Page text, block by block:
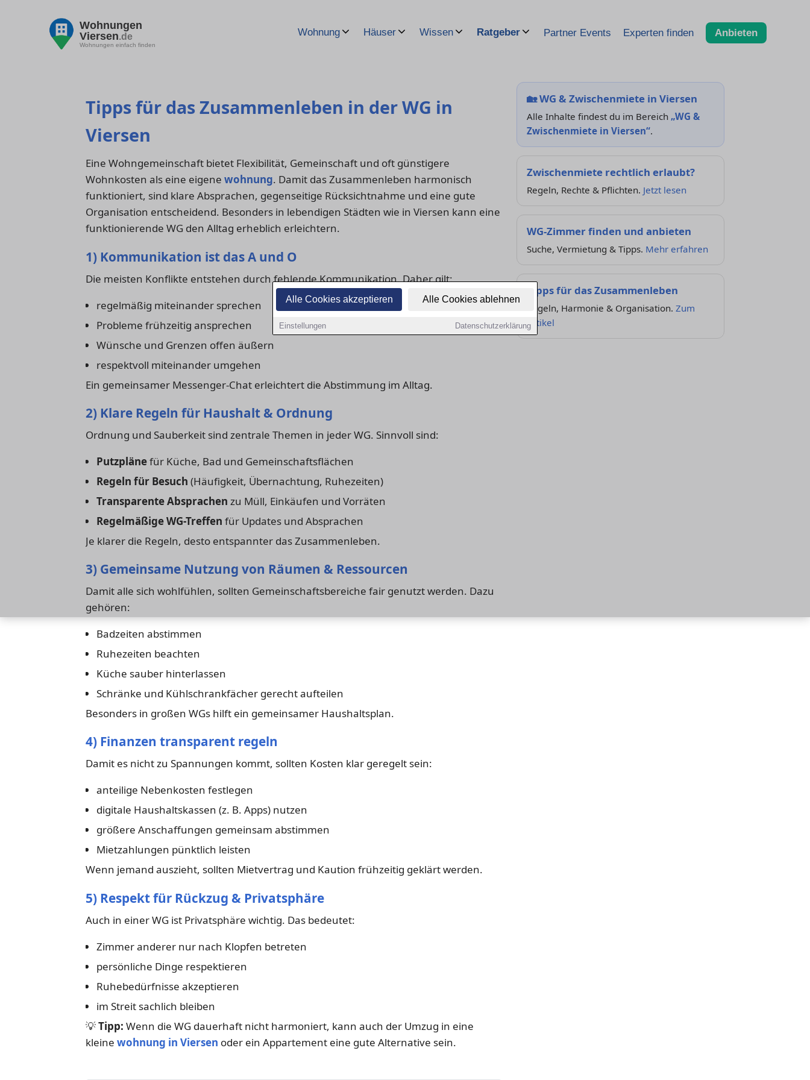
Alle Cookies akzeptieren Alle Cookies ablehnen
Einstellungen Datenschutzerklärung
Wohnungen
Viersen.de
Wohnungen einfach finden
Wohnung Häuser Wissen Ratgeber Partner Events Experten finden Anbieten
Tipps für das Zusammenleben in der WG in
Viersen
Eine Wohngemeinschaft bietet Flexibilität, Gemeinschaft und oft günstigere
Wohnkosten als eine eigene wohnung. Damit das Zusammenleben harmonisch
funktioniert, sind klare Absprachen, gegenseitige Rücksichtnahme und eine gute
Organisation entscheidend. Besonders in lebendigen Städten wie in Viersen kann eine
funktionierende WG den Alltag erheblich erleichtern.
1) Kommunikation ist das A und O
Die meisten Konflikte entstehen durch fehlende Kommunikation. Daher gilt:
regelmäßig miteinander sprechen
Probleme frühzeitig ansprechen
Wünsche und Grenzen offen äußern
respektvoll miteinander umgehen
Ein gemeinsamer Messenger-Chat erleichtert die Abstimmung im Alltag.
2) Klare Regeln für Haushalt & Ordnung
Ordnung und Sauberkeit sind zentrale Themen in jeder WG. Sinnvoll sind:
Putzplänefür Küche, Bad und Gemeinschaftsflächen
Regeln für Besuch (Häufigkeit, Übernachtung, Ruhezeiten)
Transparente Absprachen zu Müll, Einkäufen und Vorräten
Regelmäßige WG-Treffen für Updates und Absprachen
Je klarer die Regeln, desto entspannter das Zusammenleben.
3) Gemeinsame Nutzung von Räumen & Ressourcen
Damit alle sich wohlfühlen, sollten Gemeinschaftsbereiche fair genutzt werden. Dazu
gehören:
Badzeiten abstimmen
Ruhezeiten beachten
Küche sauber hinterlassen
Schränke und Kühlschrankfächer gerecht aufteilen
Besonders in großen WGs hilft ein gemeinsamer Haushaltsplan.
4) Finanzen transparent regeln
Damit es nicht zu Spannungen kommt, sollten Kosten klar geregelt sein:
anteilige Nebenkosten festlegen
digitale Haushaltskassen (z. B. Apps) nutzen
größere Anschaffungen gemeinsam abstimmen
Mietzahlungen pünktlich leisten
Wenn jemand auszieht, sollten Mietvertrag und Kaution frühzeitig geklärt werden.
5) Respekt für Rückzug & Privatsphäre
Auch in einer WG ist Privatsphäre wichtig. Das bedeutet:
Zimmer anderer nur nach Klopfen betreten
persönliche Dinge respektieren
Ruhebedürfnisse akzeptieren
im Streit sachlich bleiben
💡Tipp: Wenn die WG dauerhaft nicht harmoniert, kann auch der Umzug in eine
kleine wohnung in Viersen oder ein Appartement eine gute Alternative sein.
🏡WG & Zwischenmiete in Viersen
Alle Inhalte findest du im Bereich „WG &
Zwischenmiete in Viersen“.
Zwischenmiete rechtlich erlaubt?
Regeln, Rechte & Pflichten. Jetzt lesen
WG-Zimmer finden und anbieten
Suche, Vermietung & Tipps. Mehr erfahren
Tipps für das Zusammenleben
Regeln, Harmonie & Organisation. Zum
Artikel